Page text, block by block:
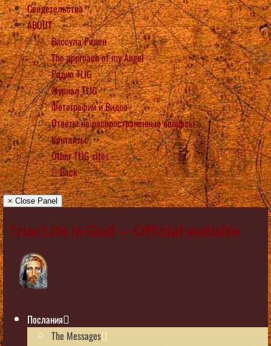
Свидетельства
ABOUT
Вассула Риден
The approach of my Angel
Радио TLIG
Журнал TLIG
Фотографии и Видео
Ответы на распространённые вопросы
Контакты
Other TLIG sites
Back
× Close Panel
True Life in God — Official website
Послания
The Messages